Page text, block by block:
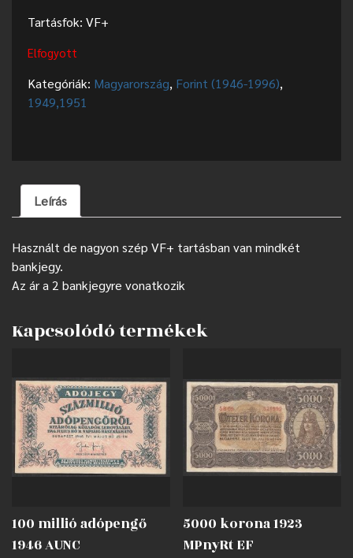
Tartásfok: VF+
Elfogyott
Kategóriák: Magyarország, Forint (1946-1996),
1949,1951
Leírás
Használt de nagyon szép VF+ tartásban van mindkét
bankjegy.
Az ár a 2 bankjegyre vonatkozik
Kapcsolódó termékek
100 millió adópengő
1946 AUNC
5000 korona 1923
MPnyRt EF